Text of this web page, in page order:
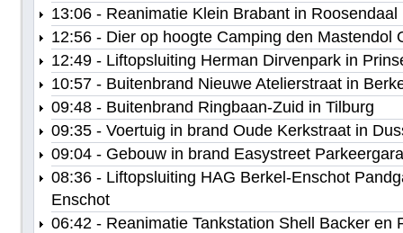
13:06 - Reanimatie Klein Brabant in Roosendaal
12:56 - Dier op hoogte Camping den Mastendol
12:49 - Liftopsluiting Herman Dirvenpark in
10:57 - Buitenbrand Nieuwe Atelierstraat in
09:48 - Buitenbrand Ringbaan-Zuid in Tilburg
09:35 - Voertuig in brand Oude Kerkstraat in
09:04 - Gebouw in brand Easystreet
08:36 - Liftopsluiting HAG Berkel-Enschot
Enschot
06:42 - Reanimatie Tankstation Shell Backer en